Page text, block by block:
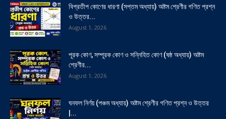
বিপ্রতীপ কোণের ধারণা (সপ্তম অধ্যায়) অষ্টম শ্রেণীর গণিত প্রশ্ন
ও উত্তর...
August 1, 2026
পূরক কোণ, সম্পূরক কোণ ও সন্নিহিত কোণ (ষষ্ঠ অধ্যায়) অষ্টম
শ্রেণীর...
August 1, 2026
ঘনফল নির্ণয় (পঞ্চম অধ্যায়) অষ্টম শ্রেণীর গণিত প্রশ্ন ও উত্তর
|...